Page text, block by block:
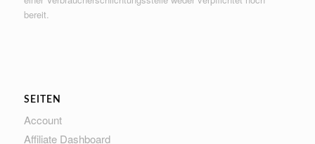
bereit.
SEITEN
Account
Affiliate Dashboard